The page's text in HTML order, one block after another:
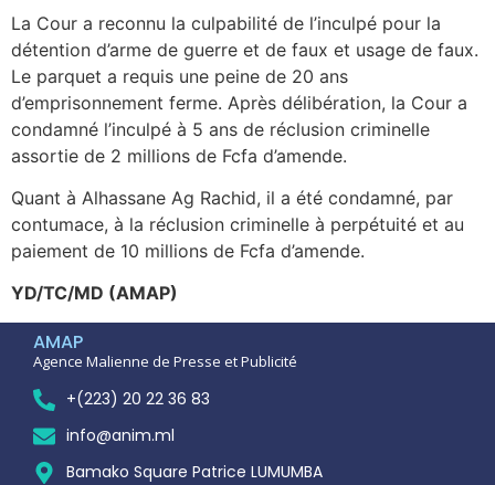
La Cour a reconnu la culpabilité de l’inculpé pour la
détention d’arme de guerre et de faux et usage de faux.
Le parquet a requis une peine de 20 ans
d’emprisonnement ferme. Après délibération, la Cour a
condamné l’inculpé à 5 ans de réclusion criminelle
assortie de 2 millions de Fcfa d’amende.
Quant à Alhassane Ag Rachid, il a été condamné, par
contumace, à la réclusion criminelle à perpétuité et au
paiement de 10 millions de Fcfa d’amende.
YD/TC/MD (AMAP)
AMAP
Agence Malienne de Presse et Publicité
+(223) 20 22 36 83
info@anim.ml
Bamako Square Patrice LUMUMBA